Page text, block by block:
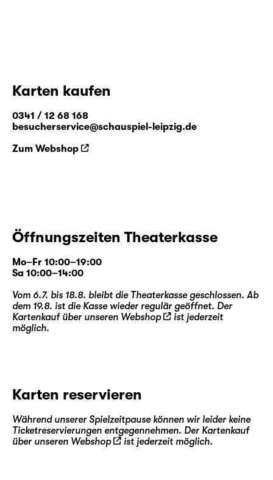
Karten kaufen
0341 / 12 68 168
besucherservice@schauspiel-leipzig.de
Zum Webshop
Öffnungszeiten Theaterkasse
Mo–Fr 10:00–19:00
Sa 10:00–14:00
Vom 6.7. bis 18.8. bleibt die Theaterkasse geschlossen. Ab
dem 19.8. ist die Kasse wieder regulär geöffnet. Der
Kartenkauf über unseren Webshop
ist jederzeit
möglich.
Karten reservieren
Während unserer Spielzeitpause können wir leider keine
Ticketreservierungen entgegennehmen. Der Kartenkauf
über unseren Webshop ist jederzeit möglich.